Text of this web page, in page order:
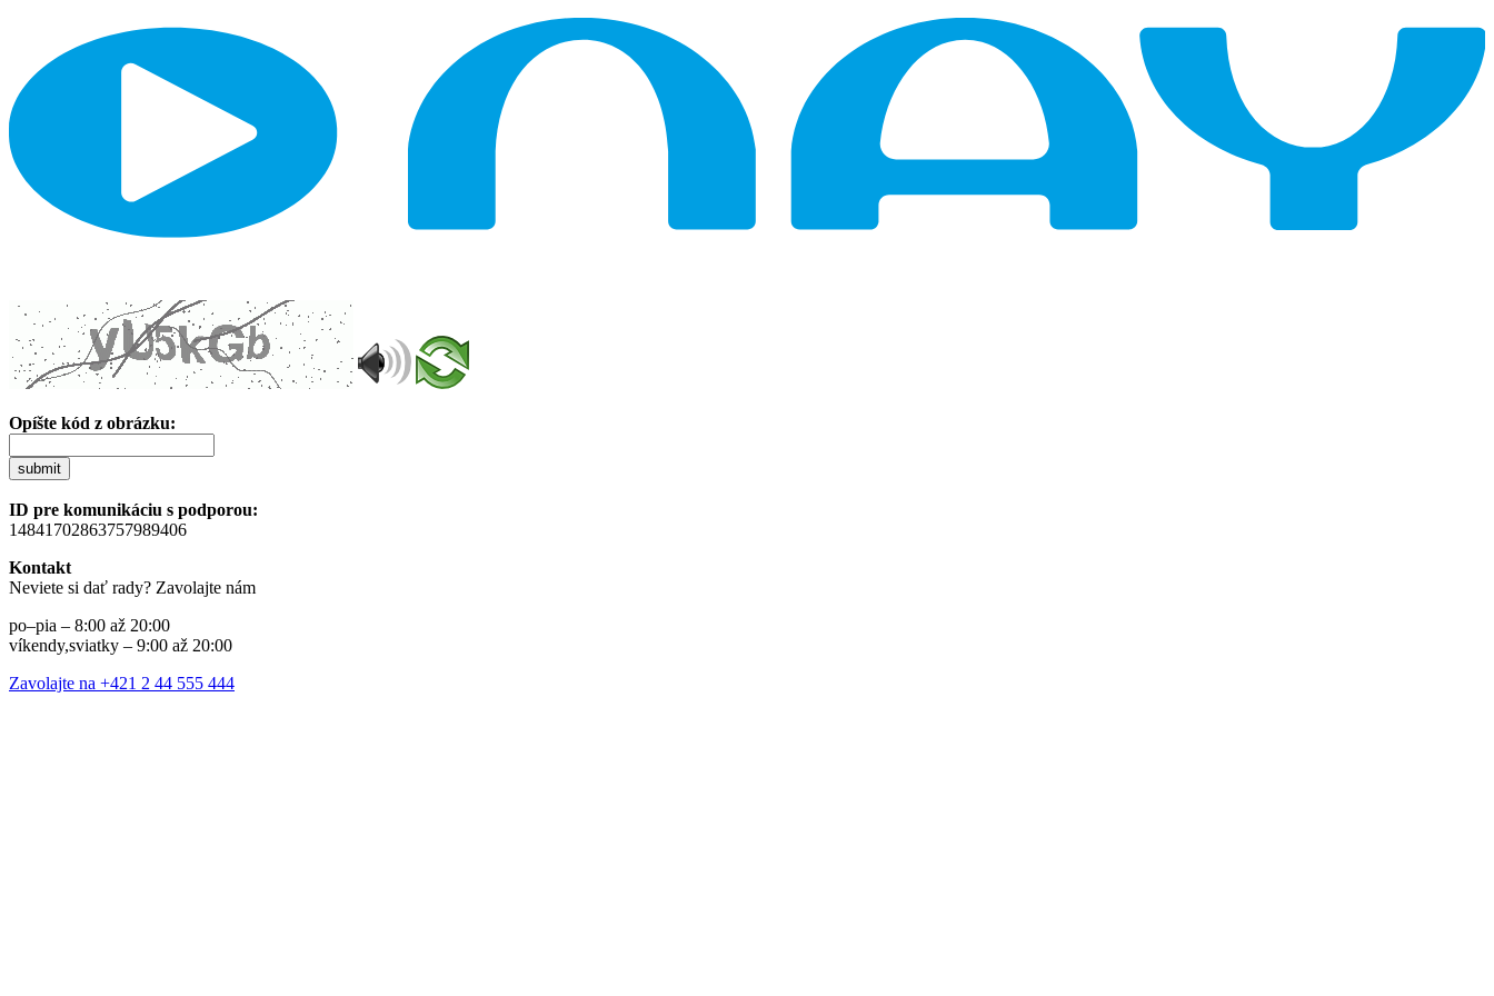
Opíšte kód z obrázku:
submit
ID pre komunikáciu s podporou:
14841702863757989406
Kontakt
Neviete si dať rady? Zavolajte nám
po–pia – 8:00 až 20:00
víkendy,sviatky – 9:00 až 20:00
Zavolajte na +421 2 44 555 444